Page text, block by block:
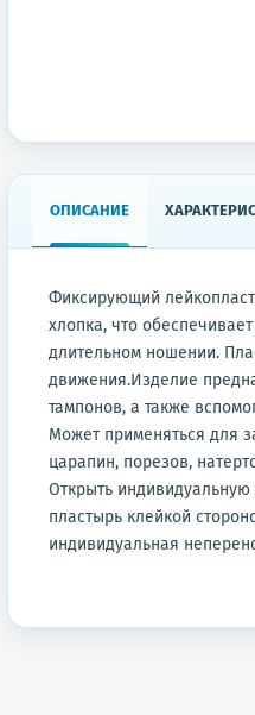
ОПИСАНИЕ
Фиксирующий
хлопка, что
длительном ношении.
движения.Изделие
тампонов, а также
Может применяться для
царапин, порезов,
Открыть индивидуальную
пластырь клейкой
индивидуальная